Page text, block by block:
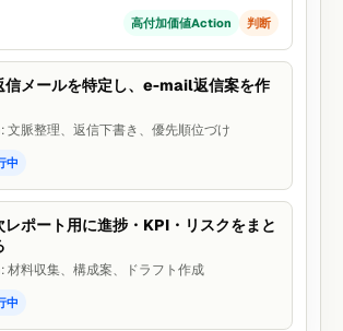
高付加価値Action 判断
信メールを特定し、e-mail返信案を作
文脈整理、返信下書き、優先順位づけ
中
レポート用に進捗・KPI・リスクをまと
材料収集、構成案、ドラフト作成
中